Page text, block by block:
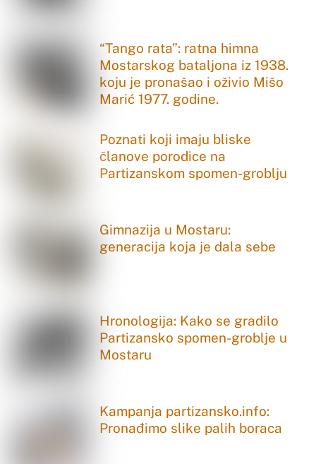
“Tango rata”: ratna himna
Mostarskog bataljona iz 1938.
koju je pronašao i oživio Mišo
Marić 1977. godine.
Poznati koji imaju bliske
članove porodice na
Partizanskom spomen-groblju
Gimnazija u Mostaru:
generacija koja je dala sebe
Hronologija: Kako se gradilo
Partizansko spomen-groblje u
Mostaru
Kampanja partizansko.info:
Pronađimo slike palih boraca